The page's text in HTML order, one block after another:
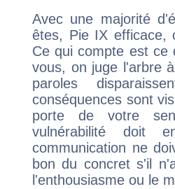
Avec une majorité
êtes, Pie IX efficace,
Ce qui compte est
vous, on juge l'arbre
paroles
conséquences sont
porte de votre
vulnérabilité doit
communication ne
bon du concret s'il
l'enthousiasme ou le